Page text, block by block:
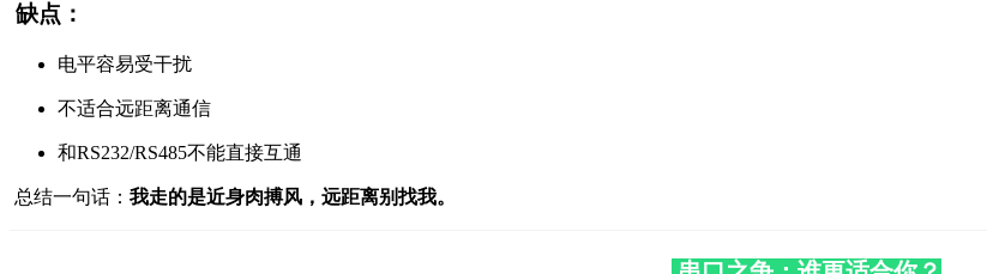
缺点：
电平容易受干扰
不适合远距离通信
和RS232/RS485不能直接互通
总结一句话： 我走的是近身肉搏风，远距离别找我。